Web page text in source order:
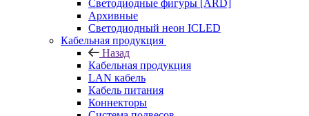
Светодиодные фигуры [ARD]
Архивные
Светодиодный неон ICLED
Кабельная продукция
Назад
Кабельная продукция
LAN кабель
Кабель питания
Коннекторы